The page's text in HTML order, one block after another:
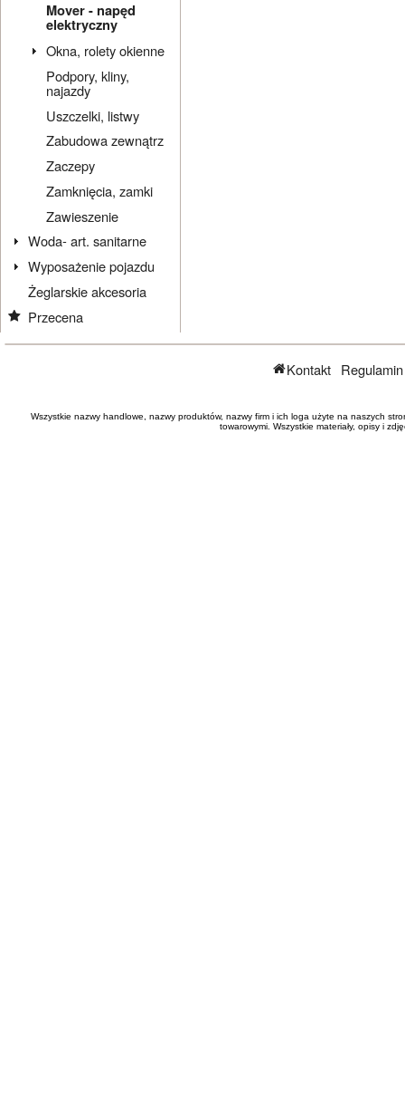
Mover - napęd
elektryczny
Okna, rolety okienne
Podpory, kliny,
najazdy
Uszczelki, listwy
Zabudowa zewnątrz
Zaczepy
Zamknięcia, zamki
Zawieszenie
Woda- art. sanitarne
Wyposażenie pojazdu
Żeglarskie akcesoria
Przecena
Kontakt
Wszystkie nazwy handlowe, nazwy produktów, nazwy firm i ich loga użyte na naszych
towarowymi. Wszystkie materiały, opisy i